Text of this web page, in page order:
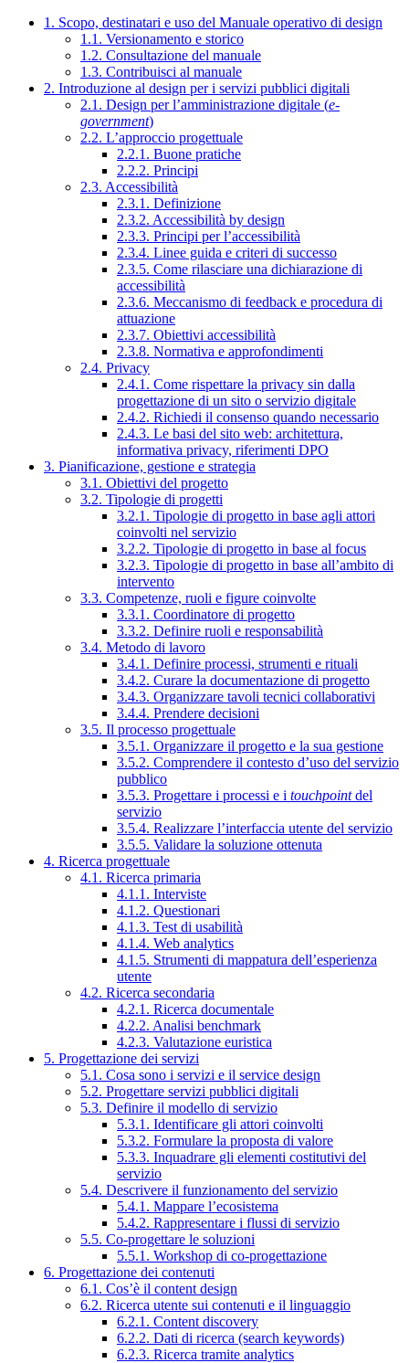
1. Scopo, destinatari e uso del Manuale operativo di design
1.1. Versionamento e storico
1.2. Consultazione del manuale
1.3. Contribuisci al manuale
2. Introduzione al design per i servizi pubblici digitali
2.1. Design per l’amministrazione digitale (e-
government)
2.2. L’approccio progettuale
2.2.1. Buone pratiche
2.2.2. Principi
2.3. Accessibilità
2.3.1. Definizione
2.3.2. Accessibilità by design
2.3.3. Principi per l’accessibilità
2.3.4. Linee guida e criteri di successo
2.3.5. Come rilasciare una dichiarazione di
accessibilità
2.3.6. Meccanismo di feedback e procedura di
attuazione
2.3.7. Obiettivi accessibilità
2.3.8. Normativa e approfondimenti
2.4. Privacy
2.4.1. Come rispettare la privacy sin dalla
progettazione di un sito o servizio digitale
2.4.2. Richiedi il consenso quando necessario
2.4.3. Le basi del sito web: architettura,
informativa privacy, riferimenti DPO
3. Pianificazione, gestione e strategia
3.1. Obiettivi del progetto
3.2. Tipologie di progetti
3.2.1. Tipologie di progetto in base agli attori
coinvolti nel servizio
3.2.2. Tipologie di progetto in base al focus
3.2.3. Tipologie di progetto in base all’ambito di
intervento
3.3. Competenze, ruoli e figure coinvolte
3.3.1. Coordinatore di progetto
3.3.2. Definire ruoli e responsabilità
3.4. Metodo di lavoro
3.4.1. Definire processi, strumenti e rituali
3.4.2. Curare la documentazione di progetto
3.4.3. Organizzare tavoli tecnici collaborativi
3.4.4. Prendere decisioni
3.5. Il processo progettuale
3.5.1. Organizzare il progetto e la sua gestione
3.5.2. Comprendere il contesto d’uso del servizio
pubblico
3.5.3. Progettare i processi e i touchpointdel
servizio
3.5.4. Realizzare l’interfaccia utente del servizio
3.5.5. Validare la soluzione ottenuta
4. Ricerca progettuale
4.1. Ricerca primaria
4.1.1. Interviste
4.1.2. Questionari
4.1.3. Test di usabilità
4.1.4. Web analytics
4.1.5. Strumenti di mappatura dell’esperienza
utente
4.2. Ricerca secondaria
4.2.1. Ricerca documentale
4.2.2. Analisi benchmark
4.2.3. Valutazione euristica
5. Progettazione dei servizi
5.1. Cosa sono i servizi e il service design
5.2. Progettare servizi pubblici digitali
5.3. Definire il modello di servizio
5.3.1. Identificare gli attori coinvolti
5.3.2. Formulare la proposta di valore
5.3.3. Inquadrare gli elementi costitutivi del
servizio
5.4. Descrivere il funzionamento del servizio
5.4.1. Mappare l’ecosistema
5.4.2. Rappresentare i flussi di servizio
5.5. Co-progettare le soluzioni
5.5.1. Workshop di co-progettazione
6. Progettazione dei contenuti
6.1. Cos’è il content design
6.2. Ricerca utente sui contenuti e il linguaggio
6.2.1. Content discovery
6.2.2. Dati di ricerca (search keywords)
6.2.3. Ricerca tramite analytics